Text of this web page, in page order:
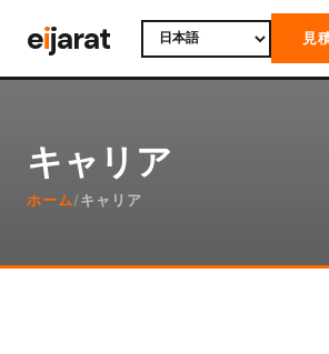
toeijarat 見
キャリア
ホーム/ キャリア